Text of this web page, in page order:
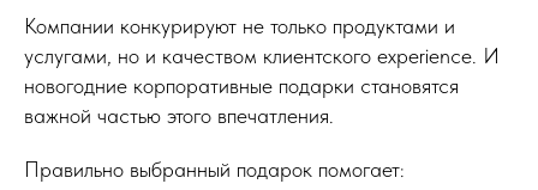
Компании конкурируют не только продуктами и
услугами, но и качеством клиентского experience. И
новогодние корпоративные подарки становятся
важной частью этого впечатления.
Правильно выбранный подарок помогает: